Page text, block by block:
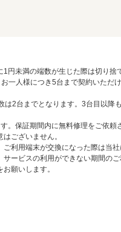
円未満の端数が生じた際は切り捨
一人様につき5台まで契約いた
は2台までとなります。3台目以
。保証期間内に無料修理をご依
ございません。
利用端末が交換になった際は当
ービスの利用ができない期間の
願いします。